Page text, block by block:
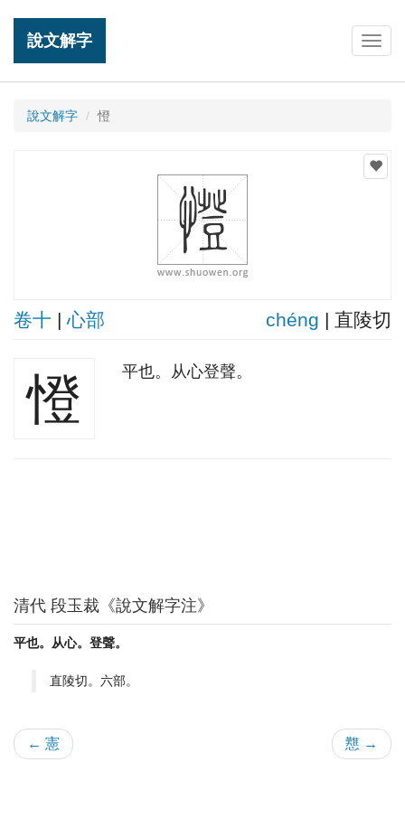
說文解字
說文解字 憕
卷十 |心部 chénɡ | 直陵切
憕 平也。从心登聲。
清代 段玉裁《說文解字注》
平也。从心。登聲。
直陵切。六部。
← 憲 戁 →